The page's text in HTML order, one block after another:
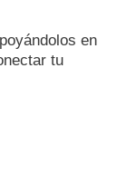
en
tu